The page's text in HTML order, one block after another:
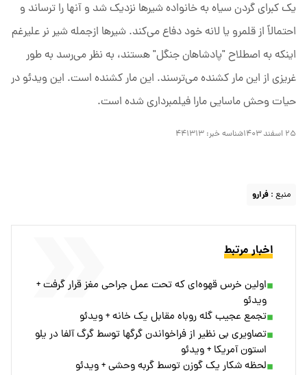
یک کبرای گردن سیاه به خانواده شیر‌ها نزدیک شد و آنها را ترساند و
احتمالاً از قلمرو یا لانه خود دفاع می‌کند. شیر‌ها ازجمله شیر نر علیرغم
اینکه به اصطلاح "پادشاهان جنگل" هستند، به نظر می‌رسد به طور
غریزی از این مار کشنده می‌ترسند. این مار کشنده است. این ویدئو در
حیات وحش ماسایی مارا فیلمبرداری شده است.
۲۵ اسفند ۱۴۰۳ شناسه خبر: ۴۴۱۳۱۳
منبع : فرارو
اخبار مرتبط
اولین خرس قهوه‌ای که تحت عمل جراحی مغز قرار گرفت +
ویدئو
تجمع عجیب گله روباه مقابل یک خانه + ویدئو
تصاویری بی نظیر از فراخواندن گرگها توسط گرگ آلفا در یلو
استون آمریکا + ویدئو
لحظه شکار یک گوزن توسط گربه وحشی + ویدئو